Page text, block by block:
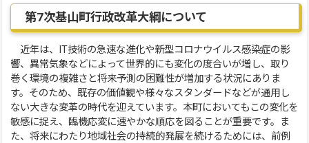
第7次基山町行政改革大綱について
近年は、IT技術の急速な進化や新型コロナウイルス感染症の影
響、異常気象などによって世界的にも変化の度合いが増し、取り
巻く環境の複雑さと将来予測の困難性が増加する状況にありま
す。そのため、既存の価値観や様々なスタンダードなどが通用し
ない大きな変革の時代を迎えています。本町においてもこの変化を
敏感に捉え、臨機応変に速やかな順応を図ることが重要です。ま
た、将来にわたり地域社会の持続的発展を続けるためには、前例